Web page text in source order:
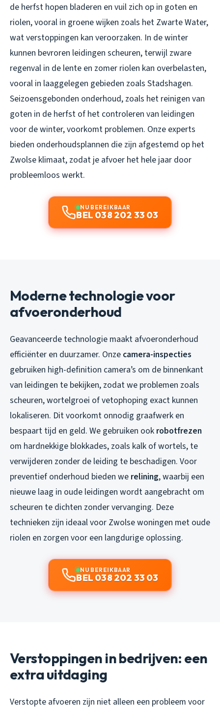
de herfst hopen bladeren en vuil zich op in goten en
riolen, vooral in groene wijken zoals het Zwarte Water,
wat verstoppingen kan veroorzaken. In de winter
kunnen bevroren leidingen scheuren, terwijl zware
regenval in de lente en zomer riolen kan overbelasten,
vooral in laaggelegen gebieden zoals Stadshagen.
Seizoensgebonden onderhoud, zoals het reinigen van
goten in de herfst of het controleren van leidingen
voor de winter, voorkomt problemen. Onze experts
bieden onderhoudsplannen die zijn afgestemd op het
Zwolse klimaat, zodat je afvoer het hele jaar door
probleemloos werkt.
NU BEREIKBAAR
BEL 038 202 33 03
Moderne technologie voor
afvoeronderhoud
Geavanceerde technologie maakt afvoeronderhoud
efficiënter en duurzamer. Onze camera-inspecties
gebruiken high-definition camera’s om de binnenkant
van leidingen te bekijken, zodat we problemen zoals
scheuren, wortelgroei of vetophoping exact kunnen
lokaliseren. Dit voorkomt onnodig graafwerk en
bespaart tijd en geld. We gebruiken ook robotfrezen
om hardnekkige blokkades, zoals kalk of wortels, te
verwijderen zonder de leiding te beschadigen. Voor
preventief onderhoud bieden we relining, waarbij een
nieuwe laag in oude leidingen wordt aangebracht om
scheuren te dichten zonder vervanging. Deze
technieken zijn ideaal voor Zwolse woningen met oude
riolen en zorgen voor een langdurige oplossing.
NU BEREIKBAAR
BEL 038 202 33 03
Verstoppingen in bedrijven: een
extra uitdaging
Verstopte afvoeren zijn niet alleen een probleem voor